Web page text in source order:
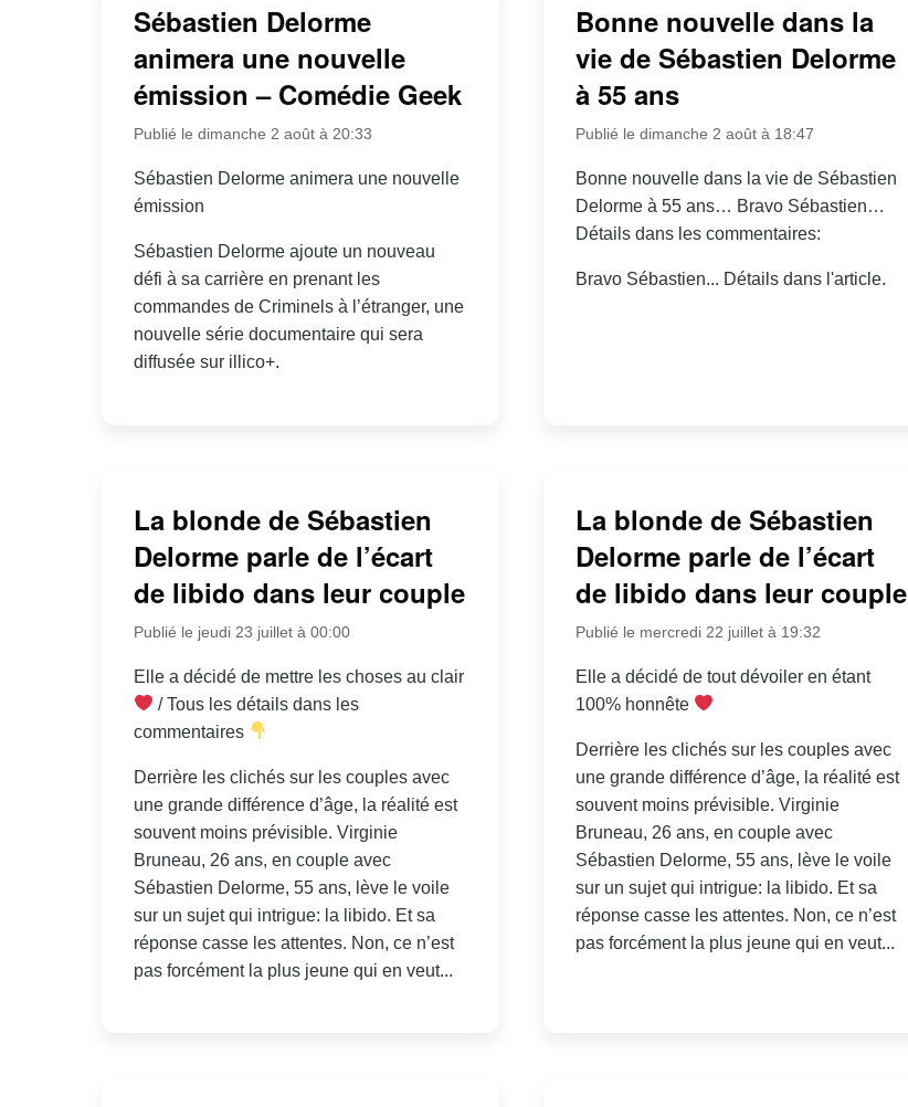
Sébastien Delorme
animera une nouvelle
émission – Comédie Geek
Publié le dimanche 2 août à 20:33
Sébastien Delorme animera une nouvelle
émission
Sébastien Delorme ajoute un nouveau
défi à sa carrière en prenant les
commandes de Criminels à l’étranger, une
nouvelle série documentaire qui sera
diffusée sur illico+.
Bonne nouvelle dans la
vie de Sébastien Delorme
à 55 ans
Publié le dimanche 2 août à 18:47
Bonne nouvelle dans la vie de Sébastien
Delorme à 55 ans… Bravo Sébastien…
Détails dans les commentaires:
Bravo Sébastien... Détails dans l'article.
La blonde de Sébastien
Delorme parle de l’écart
de libido dans leur couple
Publié le jeudi 23 juillet à 00:00
Elle a décidé de mettre les choses au clair
/ Tous les détails dans les
commentaires
Derrière les clichés sur les couples avec
une grande différence d’âge, la réalité est
souvent moins prévisible. Virginie
Bruneau, 26 ans, en couple avec
Sébastien Delorme, 55 ans, lève le voile
sur un sujet qui intrigue: la libido. Et sa
réponse casse les attentes. Non, ce n’est
pas forcément la plus jeune qui en veut...
La blonde de Sébastien
Delorme parle de l’écart
de libido dans leur couple
Publié le mercredi 22 juillet à 19:32
Elle a décidé de tout dévoiler en étant
100% honnête
Derrière les clichés sur les couples avec
une grande différence d’âge, la réalité est
souvent moins prévisible. Virginie
Bruneau, 26 ans, en couple avec
Sébastien Delorme, 55 ans, lève le voile
sur un sujet qui intrigue: la libido. Et sa
réponse casse les attentes. Non, ce n’est
pas forcément la plus jeune qui en veut...